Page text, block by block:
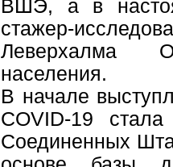
ВШЭ, а в
стажер-
Леверхалма
населения.
В начале
COVID-19
Соединенных